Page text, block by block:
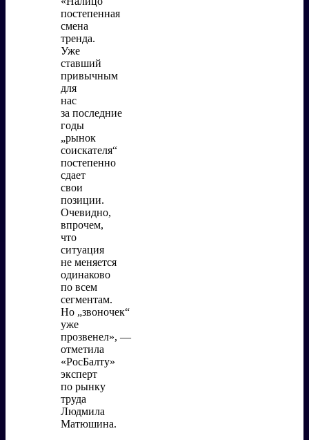
постепенная
смена
тренда.
Уже
ставший
привычным
для
нас
за последние
годы
„рынок
соискателя“
постепенно
сдает
свои
позиции.
Очевидно,
впрочем,
что
ситуация
не меняется
одинаково
по всем
сегментам.
Но „звоночек“
уже
прозвенел», —
отметила
«РосБалту»
эксперт
по рынку
труда
Людмила
Матюшина.